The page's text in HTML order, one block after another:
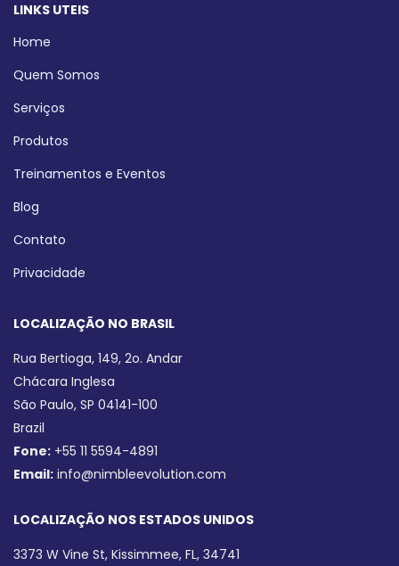
LINKS UTEIS
Home
Quem Somos
Serviços
Produtos
Treinamentos e Eventos
Blog
Contato
Privacidade
LOCALIZAÇÃO NO BRASIL
Rua Bertioga, 149, 2o. Andar
Chácara Inglesa
São Paulo, SP 04141-100
Brazil
Fone: +55 11 5594-4891
Email: info@nimbleevolution.com
LOCALIZAÇÃO NOS ESTADOS UNIDOS
3373 W Vine St, Kissimmee, FL, 34741